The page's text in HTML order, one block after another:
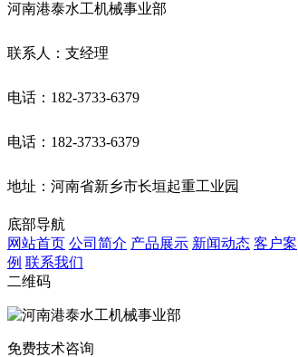
河南港泰水工机械事业部
联系人：支经理
电话：182-3733-6379
电话：182-3733-6379
地址：河南省新乡市长垣起重工业园
底部导航
网站首页 公司简介 产品展示 新闻动态 客户案
例 联系我们
二维码
免费技术咨询